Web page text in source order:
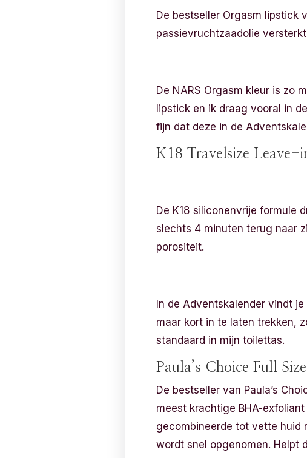
De bestseller Orgasm lipstick
passievruchtzaadolie
De NARS Orgasm kleur is zo
lipstick en ik draag vooral in
fijn dat deze in de
K18 Travelsize
De K18 siliconenvrije formule
slechts 4 minuten terug naar
porositeit.
In de Adventskalender vindt
maar kort in te laten trekken,
standaard in mijn toilettas.
Paula’s Choice Full
De bestseller van Paula’s
meest krachtige BHA-
gecombineerde tot vette huid
wordt snel opgenomen. Helpt